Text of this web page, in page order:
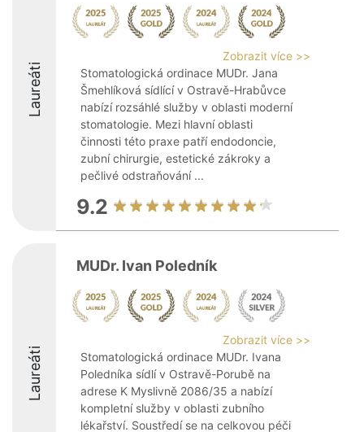
Laureáti
Zobrazit více >>
Stomatologická ordinace MUDr. Jana
Šmehlíková sídlící v Ostravě-Hrabůvce
nabízí rozsáhlé služby v oblasti moderní
stomatologie. Mezi hlavní oblasti
činnosti této praxe patří endodoncie,
zubní chirurgie, estetické zákroky a
pečlivé odstraňování ...
9.2
Laureáti
MUDr. Ivan Poledník
Zobrazit více >>
Stomatologická ordinace MUDr. Ivana
Poledníka sídlí v Ostravě-Porubě na
adrese K Myslivně 2086/35 a nabízí
kompletní služby v oblasti zubního
lékařství. Soustředí se na celkovou péči